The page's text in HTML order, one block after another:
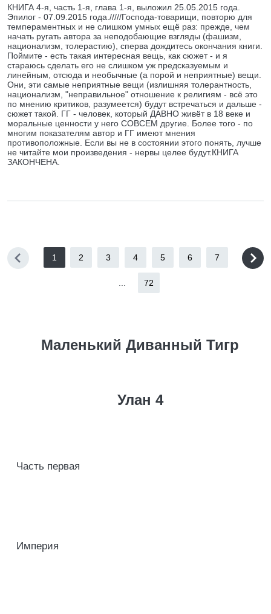
КНИГА 4-я, часть 1-я, глава 1-я, выложил 25.05.2015 года.
Эпилог - 07.09.2015 года./////Господа-товарищи, повторю для
темпераментных и не слишком умных ещё раз: прежде, чем
начать ругать автора за неподобающие взгляды (фашизм,
национализм, толерастию), сперва дождитесь окончания книги.
Поймите - есть такая интересная вещь, как сюжет - и я
стараюсь сделать его не слишком уж предсказуемым и
линейным, отсюда и необычные (а порой и неприятные) вещи.
Они, эти самые неприятные вещи (излишняя толерантность,
национализм, "неправильное" отношение к религиям - всё это
по мнению критиков, разумеется) будут встречаться и дальше -
сюжет такой. ГГ - человек, который ДАВНО живёт в 18 веке и
моральные ценности у него СОВСЕМ другие. Более того - по
многим показателям автор и ГГ имеют мнения
противоположные. Если вы не в состоянии этого понять, лучше
не читайте мои произведения - нервы целее будут.КНИГА
ЗАКОНЧЕНА.
1 2 3 4 5 6 7
72
Маленький Диванный Тигр
Улан 4
Часть первая
Империя